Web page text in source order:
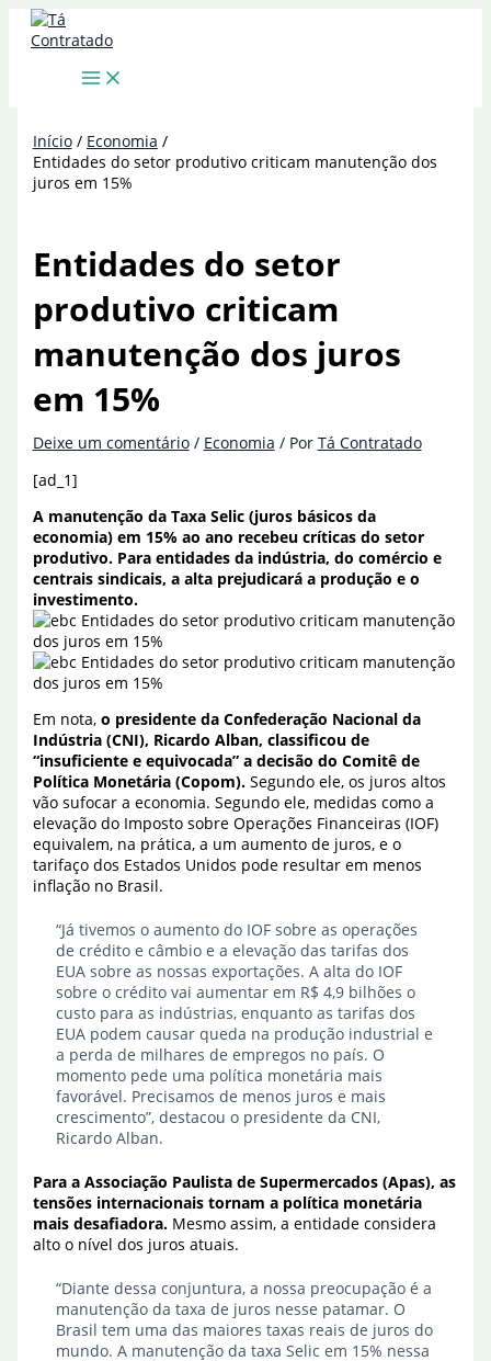
para
Início
Economia
Entidades do setor produtivo criticam manutenção dos
juros em 15%
Entidades do setor
produtivo criticam
manutenção dos juros
em 15%
Deixe um comentário / Economia / Por Tá Contratado
[ad_1]
A manutenção da Taxa Selic (juros básicos da
economia) em 15% ao ano recebeu críticas do setor
produtivo. Para entidades da indústria, do comércio e
centrais sindicais, a alta prejudicará a produção e o
investimento.
Em nota, o presidente da Confederação Nacional da
Indústria (CNI), Ricardo Alban, classificou de
“insuficiente e equivocada” a decisão do Comitê de
Política Monetária (Copom).Segundo ele, os juros altos
vão sufocar a economia. Segundo ele, medidas como a
elevação do Imposto sobre Operações Financeiras (IOF)
equivalem, na prática, a um aumento de juros, e o
tarifaço dos Estados Unidos pode resultar em menos
inflação no Brasil.
“Já tivemos o aumento do IOF sobre as operações
de crédito e câmbio e a elevação das tarifas dos
EUA sobre as nossas exportações. A alta do IOF
sobre o crédito vai aumentar em R$ 4,9 bilhões o
custo para as indústrias, enquanto as tarifas dos
EUA podem causar queda na produção industrial e
a perda de milhares de empregos no país. O
momento pede uma política monetária mais
favorável. Precisamos de menos juros e mais
crescimento”, destacou o presidente da CNI,
Ricardo Alban.
Para a Associação Paulista de Supermercados (Apas), as
tensões internacionais tornam a política monetária
mais desafiadora. Mesmo assim, a entidade considera
alto o nível dos juros atuais.
“Diante dessa conjuntura, a nossa preocupação é a
manutenção da taxa de juros nesse patamar. O
Brasil tem uma das maiores taxas reais de juros do
mundo. A manutenção da taxa Selic em 15% nessa